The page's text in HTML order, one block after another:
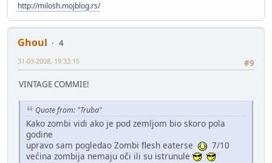
http://milosh.mojblog.rs/
Ghoul
4
#9
31-03-2008, 19:33:15
VINTAGE COMMIE!
Quote from: "Truba"
Kako zombi vidi ako je pod zemljom bio skoro pola
godine
upravo sam pogledao Zombi flesh eaterse
7/10
većina zombija nemaju oči ili su istrunule